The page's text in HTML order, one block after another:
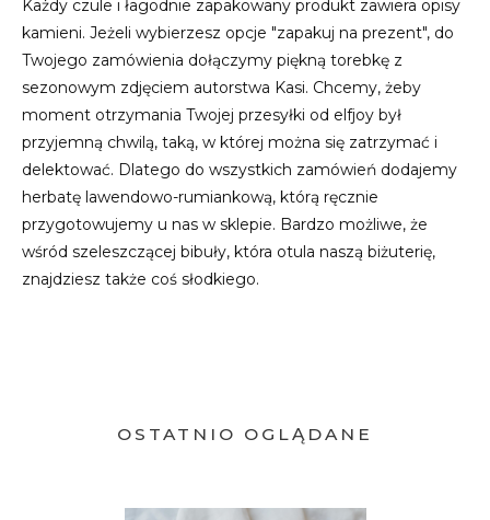
Każdy czule i łagodnie zapakowany produkt zawiera opisy
kamieni. Jeżeli wybierzesz opcje "zapakuj na prezent", do
Twojego zamówienia dołączymy piękną torebkę z
sezonowym zdjęciem autorstwa Kasi. Chcemy, żeby
moment otrzymania Twojej przesyłki od elfjoy był
przyjemną chwilą, taką, w której można się zatrzymać i
delektować. Dlatego do wszystkich zamówień dodajemy
herbatę lawendowo-rumiankową, którą ręcznie
przygotowujemy u nas w sklepie. Bardzo możliwe, że
wśród szeleszczącej bibuły, która otula naszą biżuterię,
znajdziesz także coś słodkiego.
OSTATNIO OGLĄDANE